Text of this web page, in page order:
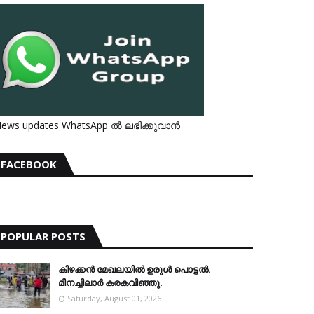
updates WhatsApp ൽ ലഭിക്കുവാൻ
FACEBOOK
POPULAR POSTS
കിഴക്കന്‍ മേഖലയില്‍ ഉരുള്‍ പൊട്ടല്‍.
മീനച്ചിലാര്‍ കരകവിഞ്ഞു.
Saturday, August 01, 2026